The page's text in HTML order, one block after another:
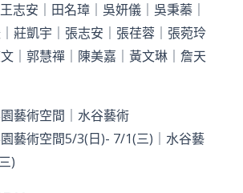
志安｜田名璋｜吳妍儀｜吳秉蓁｜
莊凱宇｜張志安｜張荏蓉｜張菀玲
文｜郭慧禪｜陳美嘉｜黃文琳｜詹天
藝術空間｜水谷藝術
藝術空間5/3(日)- 7/1(三)｜水谷藝
)